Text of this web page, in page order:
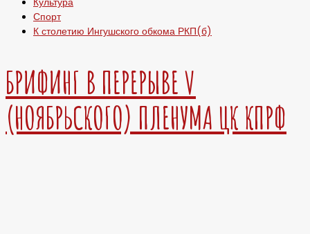
Спорт
К столетию Ингушского обкома РКП(б)
БРИФИНГ В ПЕРЕРЫВЕ V
(НОЯБРЬСКОГО) ПЛЕНУМА ЦК КПРФ